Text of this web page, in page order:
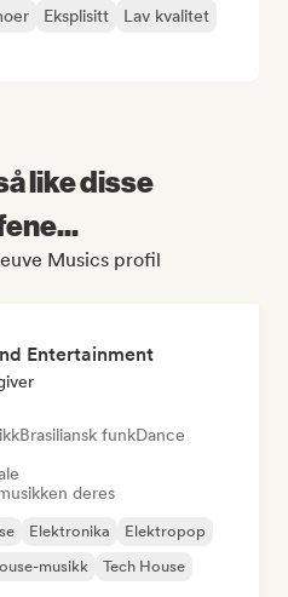
Eksplisitt
Lav kvalitet
like disse
Musics profil
Entertainment
Brasiliansk funkDance
deres
Elektronika
Elektropop
musikk Tech House